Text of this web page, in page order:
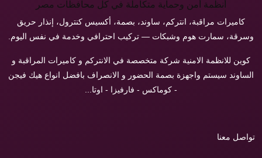
أنظمة أمن وحماية متكاملة في كل محافظات مصر
كاميرات مراقبة، انتركم، ساوند، بصمة، أكسيس كنترول، إنذار حريق
وسرقة، سمارت هوم وشبكات — تركيب احترافي وخدمة في نفس اليوم.
كوين للانظمة الامنية شركة متخصصة في الانتركم و كاميرات المراقبة و
الساوند سيستم واجهزة بصمة الحضور و الانصراف بافضل انواع هيك فيجن
- كوماكس - فارفيزا - اوتا...
تواصل معنا